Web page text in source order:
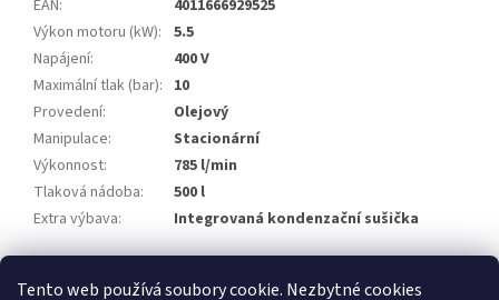
Tento web používá soubory cookie. Nezbytné cookies
EAN:
4011666929525
Výkon motoru (kW): 5.5
Napájení:
400 V
Maximální tlak (bar): 10
Provedení:
Olejový
Manipulace:
Stacionární
Výkonnost:
785 l/min
Tlaková nádoba:
500 l
Extra výbava: Integrovaná kondenzační sušička